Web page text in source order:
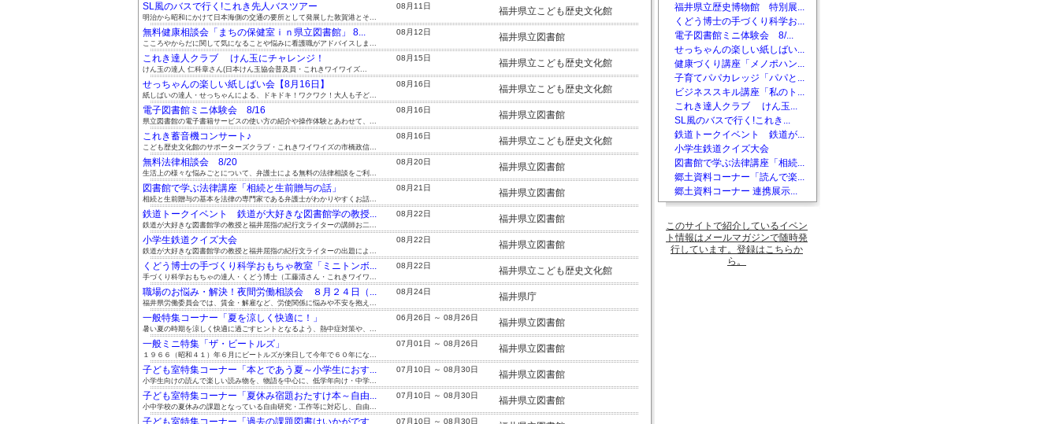
SL風のバスで行く!これき先人バスツアー 08月11日 福井県立こども歴史文化館
明治から昭和にかけて日本海側の交通の要所として発展した敦賀港とそ...
無料健康相談会「まちの保健室ｉｎ県立図書館」 8... 08月12日 福井県立図書館
こころやからだに関して気になることや悩みに看護職がアドバイスしま...
これき達人クラブ けん玉にチャレンジ！ 08月15日 福井県立こども歴史文化館
けん玉の達人 仁科章さん(日本けん玉協会普及員・これきワイワイズ...
せっちゃんの楽しい紙しばい会【8月16日】 08月16日 福井県立こども歴史文化館
紙しばいの達人・せっちゃんによる、ドキドキ！ワクワク！大人も子ど...
電子図書館ミニ体験会 8/16 08月16日 福井県立図書館
県立図書館の電子書籍サービスの使い方の紹介や操作体験とあわせて、...
これき蓄音機コンサート♪ 08月16日 福井県立こども歴史文化館
こども歴史文化館のサポーターズクラブ・これきワイワイズの市橋政信...
無料法律相談会 8/20 08月20日 福井県立図書館
生活上の様々な悩みごとについて、弁護士による無料の法律相談をご利...
図書館で学ぶ法律講座「相続と生前贈与の話」 08月21日 福井県立図書館
相続と生前贈与の基本を法律の専門家である弁護士がわかりやすくお話...
鉄道トークイベント 鉄道が大好きな図書館学の教授... 08月22日 福井県立図書館
鉄道が大好きな図書館学の教授と福井屈指の紀行文ライターの講師お二...
小学生鉄道クイズ大会 08月22日 福井県立図書館
鉄道が大好きな図書館学の教授と福井屈指の紀行文ライターの出題によ...
くどう博士の手づくり科学おもちゃ教室「ミニトンボ... 08月22日 福井県立こども歴史文化館
手づくり科学おもちゃの達人・くどう博士（工藤清さん・これきワイワ...
職場のお悩み・解決！夜間労働相談会 ８月２４日（... 08月24日 福井県庁
福井県労働委員会では、賃金・解雇など、労使関係に悩みや不安を抱え...
一般特集コーナー「夏を涼しく快適に！」 06月26日 ～ 08月26日 福井県立図書館
暑い夏の時期を涼しく快適に過ごすヒントとなるよう、熱中症対策や、...
一般ミニ特集「ザ・ビートルズ」 07月01日 ～ 08月26日 福井県立図書館
１９６６（昭和４１）年６月にビートルズが来日して今年で６０年にな...
子ども室特集コーナー「本とであう夏～小学生におす... 07月10日 ～ 08月30日 福井県立図書館
小学生向けの読んで楽しい読み物を、物語を中心に、低学年向け・中学...
子ども室特集コーナー「夏休み宿題おたすけ本～自由... 07月10日 ～ 08月30日 福井県立図書館
小中学校の夏休みの課題となっている自由研究・工作等に対応し、自由...
07月10日 ～ 08月30日
福井県立歴史博物館 特別展...
くどう博士の手づくり科学お...
電子図書館ミニ体験会 8/...
せっちゃんの楽しい紙しばい...
健康づくり講座「メノポハン...
子育てパパカレッジ「パパと...
ビジネススキル講座「私のト...
これき達人クラブ けん玉...
SL風のバスで行く!これき...
鉄道トークイベント 鉄道が...
小学生鉄道クイズ大会
図書館で学ぶ法律講座「相続...
郷土資料コーナー「読んで楽...
郷土資料コーナー 連携展示...
このサイトで紹介しているイベン
ト情報はメールマガジンで随時発
行しています。登録はこちらか
ら。